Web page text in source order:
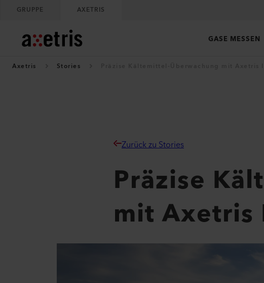
GRUPPE AXETRIS
GASE MESSEN
Axetris Stories
Zurück zu Stories
Präzise
mit Axetris